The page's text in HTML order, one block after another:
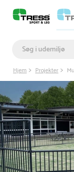
Hjem Projekter